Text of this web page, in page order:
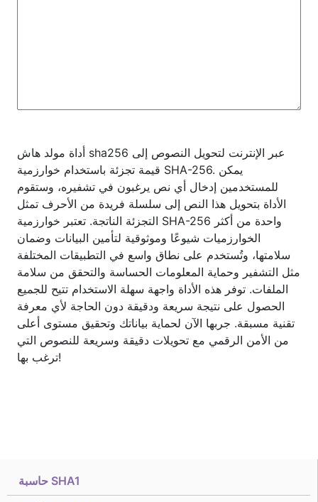
حاسبة SHA1
أداة مولد هاش sha256 عبر الإنترنت لتحويل النصوص إلى
قيمة تجزئة باستخدام خوارزمية SHA-256. يمكن
للمستخدمين إدخال أي نص يرغبون في تشفيره، وستقوم
الأداة بتحويل هذا النص إلى سلسلة فريدة من الأحرف تمثل
التجزئة الناتجة. تعتبر خوارزمية SHA-256 واحدة من أكثر
الخوارزميات شيوعًا وموثوقية لتأمين البيانات وضمان
سلامتها، وتُستخدم على نطاق واسع في التطبيقات المختلفة
مثل التشفير وحماية المعلومات الحساسة والتحقق من سلامة
الملفات. توفر هذه الأداة واجهة سهلة الاستخدام تتيح للجميع
الحصول على نتيجة سريعة ودقيقة دون الحاجة لأي معرفة
تقنية مسبقة. جربها الآن لحماية بياناتك وتحقيق مستوى أعلى
من الأمن الرقمي مع تحويلات دقيقة وسريعة للنصوص التي
ترغب بها!